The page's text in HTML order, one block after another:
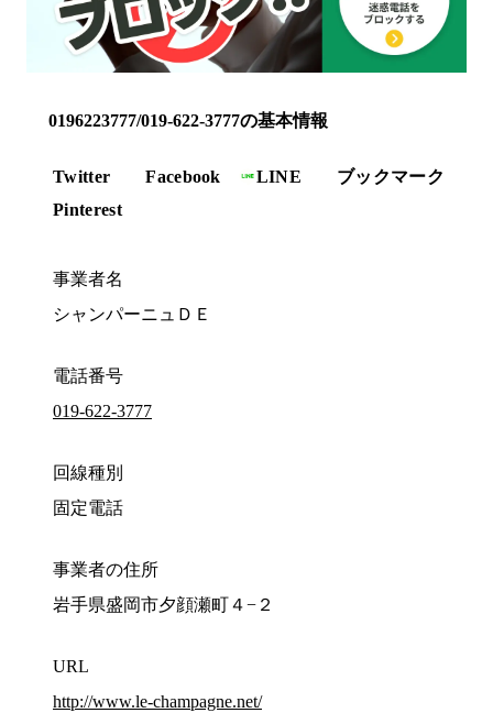
0196223777/019-622-3777の基本情報
Twitter Facebook LINE
ブックマーク
Pinterest
事業者名
シャンパーニュＤＥ
電話番号
019-622-3777
回線種別
固定電話
事業者の住所
岩手県盛岡市夕顔瀬町４−２
URL
http://www.le-champagne.net/